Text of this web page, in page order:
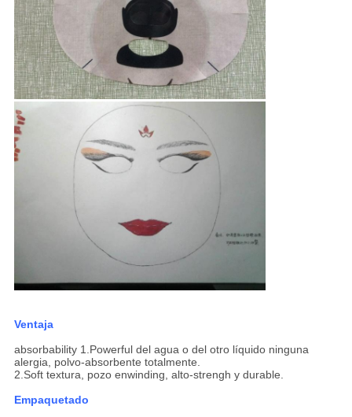
Ventaja
absorbability 1.Powerful del agua o del otro líquido ninguna
alergia, polvo-absorbente totalmente.
2.Soft textura, pozo enwinding, alto-strengh y durable.
Empaquetado